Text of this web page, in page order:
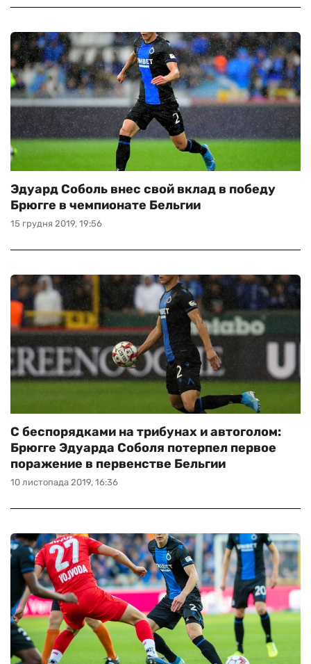
15 грудня 2019, 19:56
Эдуард Соболь внес свой вклад в победу
Брюгге в чемпионате Бельгии
10 листопада 2019, 16:36
С беспорядками на трибунах и автоголом:
Брюгге Эдуарда Соболя потерпел первое
поражение в первенстве Бельгии